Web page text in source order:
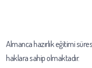
Almanca hazırlık eğitimi
haklara sahip olmaktadır.